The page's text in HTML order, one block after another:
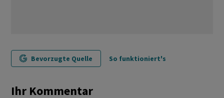
Bevorzugte Quelle So funktioniert's
Ihr Kommentar